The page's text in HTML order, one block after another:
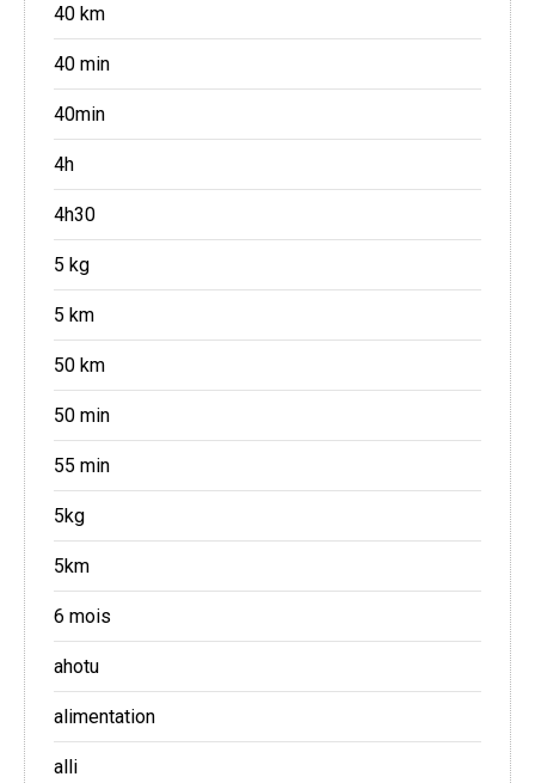
40 km
40 min
40min
4h
4h30
5 kg
5 km
50 km
50 min
55 min
5kg
5km
6 mois
ahotu
alimentation
alli